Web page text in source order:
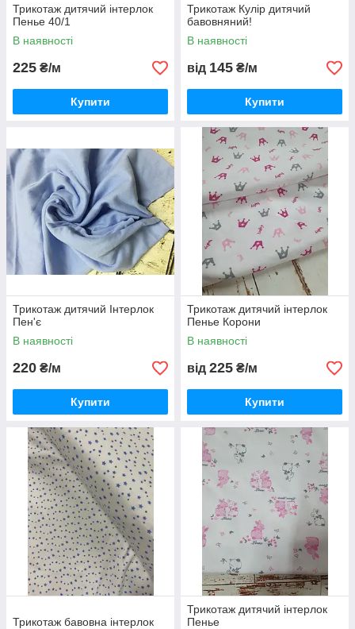
Трикотаж дитячий інтерлок
Пенье 40/1
В наявності
225 ₴/м
Купити
Трикотаж Кулір дитячий
бавовняний!
В наявності
від 145 ₴/м
Купити
Трикотаж дитячий Інтерлок
Пен'є
В наявності
220 ₴/м
Купити
Трикотаж дитячий інтерлок
Пенье Корони
В наявності
від 225 ₴/м
Купити
Трикотаж бавовна інтерлок
Трикотаж дитячий інтерлок
Пенье